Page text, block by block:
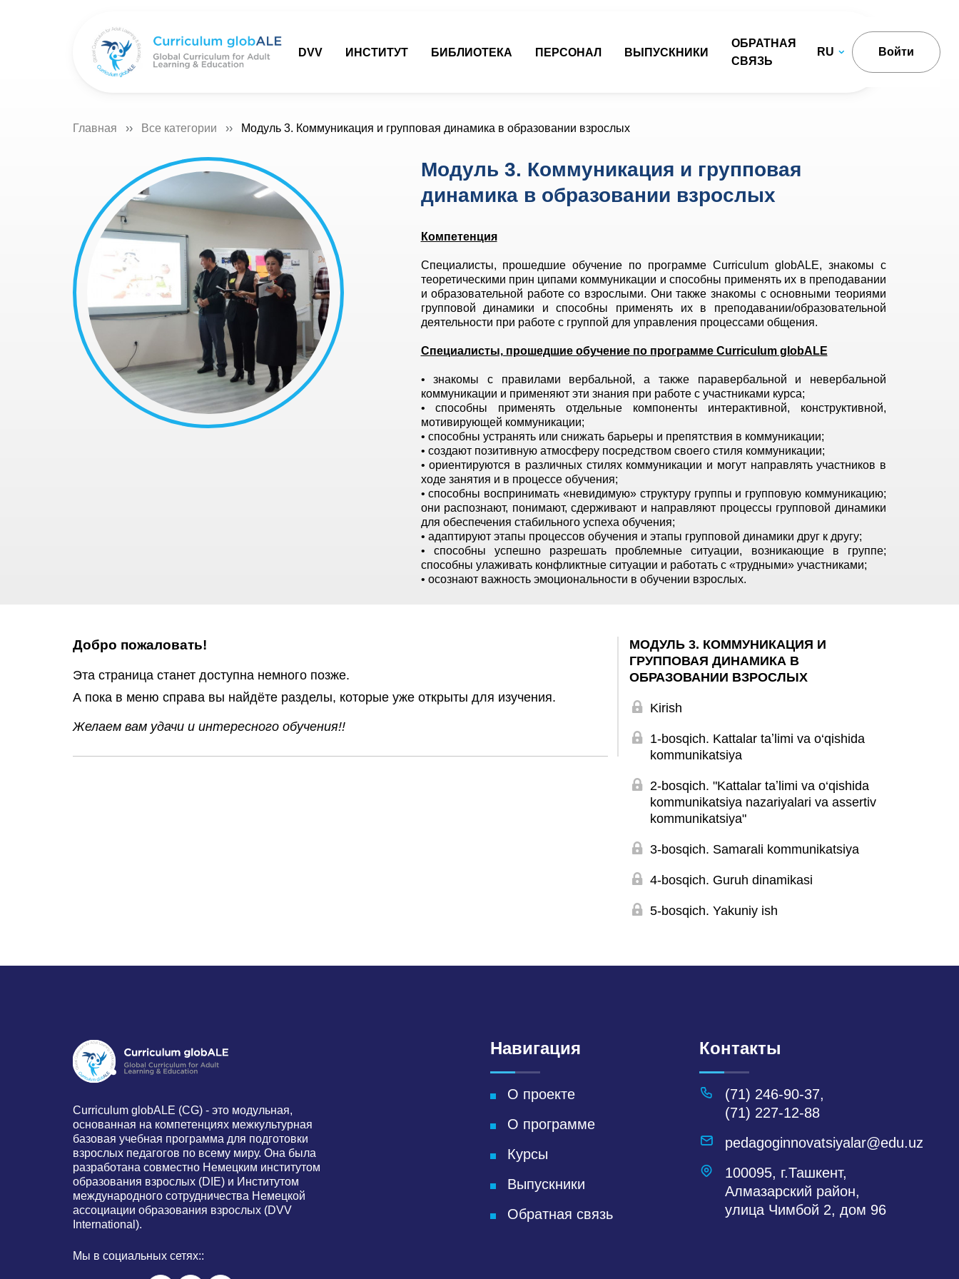
DVV ИНСТИТУТ БИБЛИОТЕКА ПЕРСОНАЛ ВЫПУСКНИКИ
ОБРАТНАЯ
СВЯЗЬ
RU Войти
Главная Все категории Модуль 3. Коммуникация и групповая динамика в образовании взрослых
Модуль 3. Коммуникация и групповая
динамика в образовании взрослых
Компетенция
Специалисты, прошедшие обучение по программе Curriculum globALE, знакомы с
теоретическими прин ципами коммуникации и способны применять их в преподавании
и образовательной работе со взрослыми. Они также знакомы с основными теориями
групповой динамики и способны применять их в преподавании/образовательной
деятельности при работе с группой для управления процессами общения.
Специалисты, прошедшие обучение по программе Curriculum globALE
• знакомы с правилами вербальной, а также паравербальной и невербальной
коммуникации и применяют эти знания при работе с участниками курса;
• способны применять отдельные компоненты интерактивной, конструктивной,
мотивирующей коммуникации;
• способны устранять или снижать барьеры и препятствия в коммуникации;
• создают позитивную атмосферу посредством своего стиля коммуникации;
• ориентируются в различных стилях коммуникации и могут направлять участников в
ходе занятия и в процессе обучения;
• способны воспринимать «невидимую» структуру группы и групповую коммуникацию;
они распознают, понимают, сдерживают и направляют процессы групповой динамики
для обеспечения стабильного успеха обучения;
• адаптируют этапы процессов обучения и этапы групповой динамики друг к другу;
• способны успешно разрешать проблемные ситуации, возникающие в группе;
способны улаживать конфликтные ситуации и работать с «трудными» участниками;
• осознают важность эмоциональности в обучении взрослых.
МОДУЛЬ 3. КОММУНИКАЦИЯ И
ГРУППОВАЯ ДИНАМИКА В
ОБРАЗОВАНИИ ВЗРОСЛЫХ
Kirish
1-bosqich. Kattalar taʼlimi va o‘qishida
kommunikatsiya
2-bosqich. "Kattalar taʼlimi va o‘qishida
kommunikatsiya nazariyalari va assertiv
kommunikatsiya"
3-bosqich. Samarali kommunikatsiya
4-bosqich. Guruh dinamikasi
5-bosqich. Yakuniy ish
Добро пожаловать!
Эта страница станет доступна немного позже.
А пока в меню справа вы найдёте разделы, которые уже открыты для изучения.
Желаем вам удачи и интересного обучения!!
Curriculum globALE ​​(CG) - это модульная,
основанная на компетенциях межкультурная
базовая учебная программа для подготовки
взрослых педагогов по всему миру. Она была
разработана совместно Немецким институтом
образования взрослых (DIE) и Институтом
международного сотрудничества Немецкой
ассоциации образования взрослых (DVV
International).
Мы в социальных сетях::
Навигация
О проекте
О программе
Курсы
Выпускники
Обратная связь
Контакты
(71) 246-90-37,
(71) 227-12-88
pedagoginnovatsiyalar@edu.uz
100095, г.Ташкент,
Алмазарский район,
улица Чимбой 2, дом 96